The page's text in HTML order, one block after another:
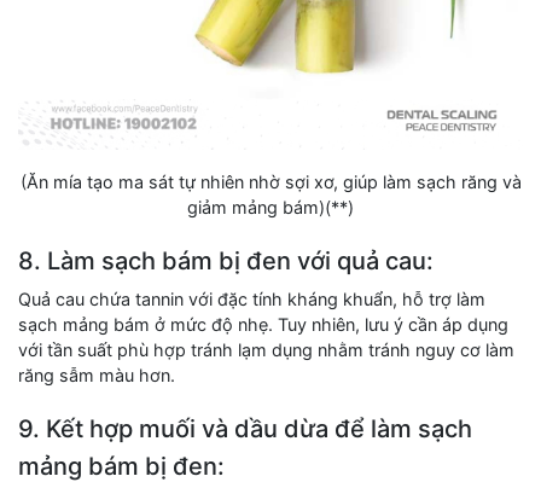
(Ăn mía tạo ma sát tự nhiên nhờ sợi xơ, giúp làm sạch răng và
giảm mảng bám)(**)
8. Làm sạch bám bị đen với quả cau:
Quả cau chứa tannin với đặc tính kháng khuẩn, hỗ trợ làm
sạch mảng bám ở mức độ nhẹ. Tuy nhiên, lưu ý cần áp dụng
với tần suất phù hợp tránh lạm dụng nhằm tránh nguy cơ làm
răng sẫm màu hơn.
9. Kết hợp muối và dầu dừa để làm sạch
mảng bám bị đen: